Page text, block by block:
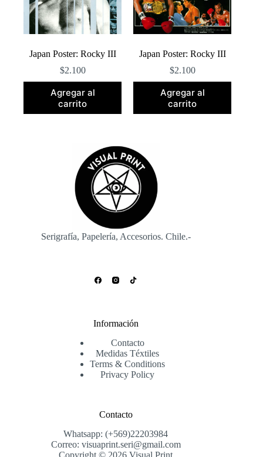
Japan Poster: Rocky III
$2.100
Agregar al
carrito
Japan Poster: Rocky III
$2.100
Agregar al
carrito
Serigrafía, Papelería, Accesorios. Chile.-
Información
Contacto
Medidas Téxtiles
Terms & Conditions
Privacy Policy
Contacto
Whatsapp: (+569)22203984
Correo: visuaprint.seri@gmail.com
Copyright © 2026 Visual Print